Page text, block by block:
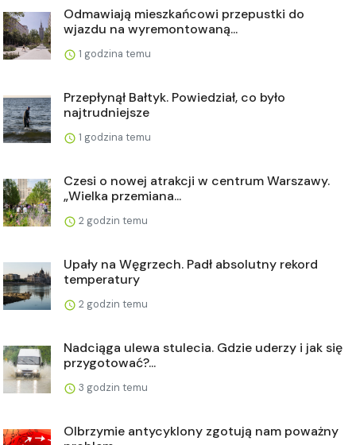
Odmawiają mieszkańcowi przepustki do
wjazdu na wyremontowaną...
1 godzina temu
Przepłynął Bałtyk. Powiedział, co było
najtrudniejsze
1 godzina temu
Czesi o nowej atrakcji w centrum Warszawy.
„Wielka przemiana...
2 godzin temu
Upały na Węgrzech. Padł absolutny rekord
temperatury
2 godzin temu
Nadciąga ulewa stulecia. Gdzie uderzy i jak się
przygotować?...
3 godzin temu
Olbrzymie antycyklony zgotują nam poważny